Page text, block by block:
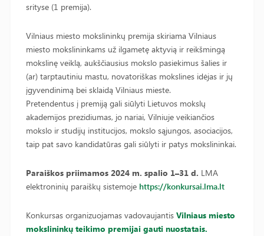
srityse (1 premija).
Vilniaus miesto mokslininkų premija skiriama Vilniaus
miesto mokslininkams už ilgametę aktyvią ir reikšmingą
mokslinę veiklą, aukščiausius mokslo pasiekimus šalies ir
(ar) tarptautiniu mastu, novatoriškas mokslines idėjas ir jų
įgyvendinimą bei sklaidą Vilniaus mieste.
Pretendentus į premiją gali siūlyti Lietuvos mokslų
akademijos prezidiumas, jo nariai, Vilniuje veikiančios
mokslo ir studijų institucijos, mokslo sąjungos, asociacijos,
taip pat savo kandidatūras gali siūlyti ir patys mokslininkai.
Paraiškos priimamos 2024 m. spalio 1–31 d. LMA
elektroninių paraiškų sistemoje https://konkursai.lma.lt
Konkursas organizuojamas vadovaujantis Vilniaus miesto
mokslininkų teikimo premijai gauti nuostatais.